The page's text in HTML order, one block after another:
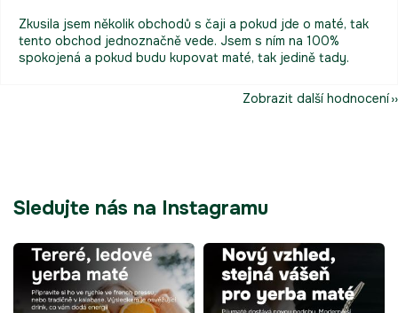
Zkusila jsem několik obchodů s čaji a pokud jde o maté, tak
tento obchod jednoznačně vede. Jsem s ním na 100%
spokojená a pokud budu kupovat maté, tak jedině tady.
Zobrazit další hodnocení
Sledujte nás na Instagramu